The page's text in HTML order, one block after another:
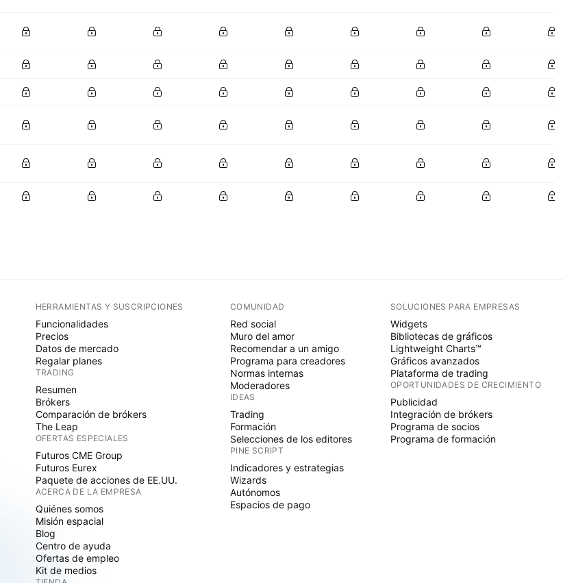
HERRAMIENTAS Y SUSCRIPCIONES
Funcionalidades
Precios
Datos de mercado
Regalar planes
TRADING
Resumen
Brókers
Comparación de brókers
The Leap
OFERTAS ESPECIALES
Futuros CME Group
Futuros Eurex
Paquete de acciones de EE.UU.
ACERCA DE LA EMPRESA
Quiénes somos
Misión espacial
Blog
Centro de ayuda
Ofertas de empleo
Kit de medios
COMUNIDAD
Red social
Muro del amor
Recomendar a un amigo
Programa para creadores
Normas internas
Moderadores
IDEAS
Trading
Formación
Selecciones de los editores
PINE SCRIPT
Indicadores y estrategias
Wizards
Autónomos
Espacios de pago
SOLUCIONES PARA EMPRESAS
Widgets
Bibliotecas de gráficos
Lightweight Charts™
Gráficos avanzados
Plataforma de trading
OPORTUNIDADES DE CRECIMIENTO
Publicidad
Integración de brókers
Programa de socios
Programa de formación